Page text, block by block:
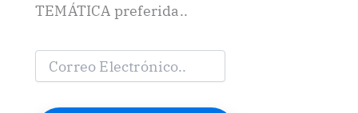
TEMÁTICA preferida..
C